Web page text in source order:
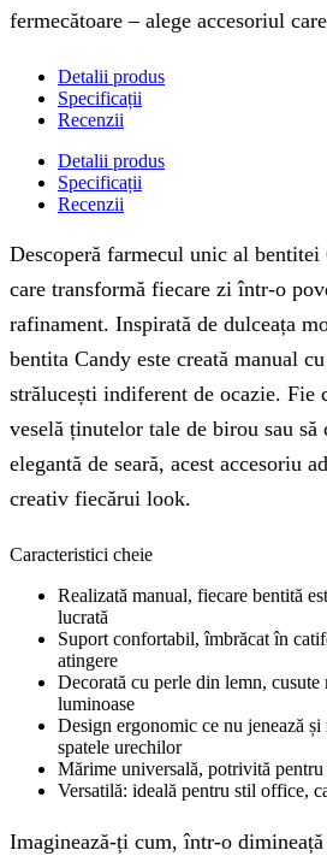
fermecătoare – alege accesoriul
Detalii produs
Specificații
Recenzii
Detalii produs
Specificații
Recenzii
Descoperă farmecul unic al bentitei
care transformă fiecare zi într-o
rafinament. Inspirată de dulceața
bentita Candy este creată manual
strălucești indiferent de ocazie. Fie
veselă ținutelor tale de birou sau
elegantă de seară, acest accesoriu
creativ fiecărui look.
Caracteristici cheie
Realizată manual, fiecare bentită
lucrată
Suport confortabil, îmbrăcat în
atingere
Decorată cu perle din lemn,
luminoase
Design ergonomic ce nu jenează
spatele urechilor
Mărime universală, potrivită
Versatilă: ideală pentru stil office,
Imaginează-ți cum, într-o dimineață